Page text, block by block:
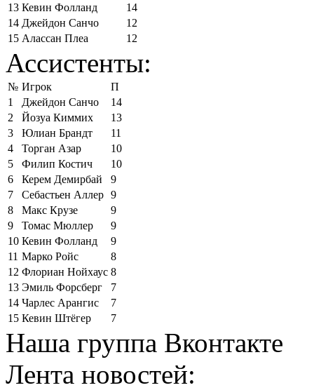
13 Кевин Фолланд
14
14 Джейдон Санчо
12
15 Алассан Плеа 12
Ассистенты:
№ Игрок
П
1
Джейдон Санчо
14
2
Йозуа Киммих
13
3
Юлиан Брандт
11
4
Торган Азар
10
5
Филип Костич
10
6
Керем Демирбай
9
7
Себастьен Аллер 9
8
Макс Крузе
9
9
Томас Мюллер
9
10 Кевин Фолланд
9
11 Марко Ройс
8
12 Флориан Нойхаус 8
13 Эмиль Форсберг
7
14 Чарлес Арангис
7
15 Кевин Штёгер 7
Наша группа Вконтакте
Лента новостей: